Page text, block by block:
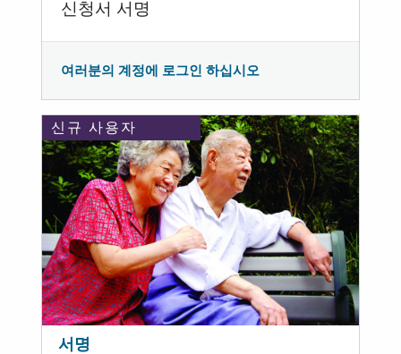
신청서 서명
여러분의 계정에 로그인 하십시오
신규 사용자
서명